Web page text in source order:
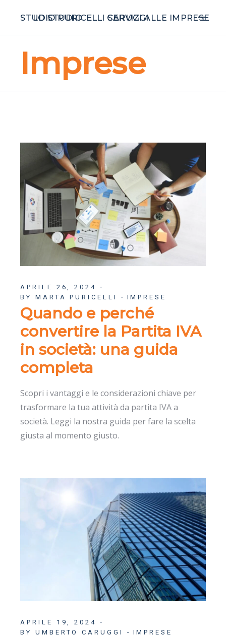
STUDIO PURICELLI CARUGGI
LO STUDIO SERVIZI ALLE IMPRESE
Imprese
APRILE 26, 2024
BY MARTA PURICELLI
IMPRESE
Quando e perché
convertire la Partita IVA
in società: una guida
completa
Scopri i vantaggi e le considerazioni chiave per
trasformare la tua attività da partita IVA a
società. Leggi la nostra guida per fare la scelta
giusta al momento giusto.
APRILE 19, 2024
BY UMBERTO CARUGGI
IMPRESE